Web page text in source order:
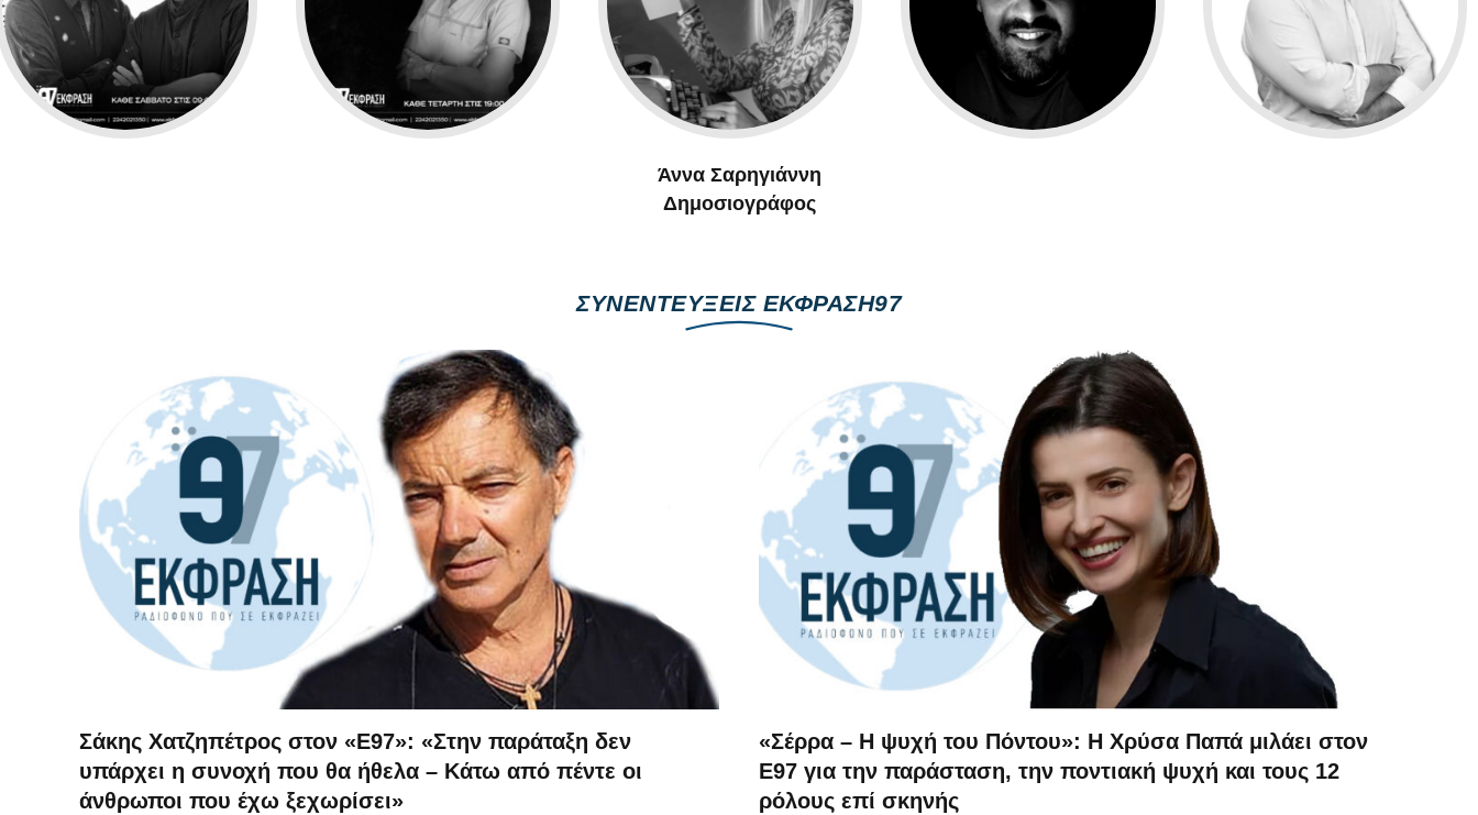
Άννα Σαρηγιάννη
Δημοσιογράφος
ΣΥΝΕΝΤΕΥΞΕΙΣ ΕΚΦΡΑΣΗ97
Σάκης Χατζηπέτρος στον «Ε97»: «Στην παράταξη δεν
υπάρχει η συνοχή που θα ήθελα – Κάτω από πέντε οι
άνθρωποι που έχω ξεχωρίσει»
«Σέρρα – Η ψυχή του Πόντου»: Η Χρύσα Παπά μιλάει στον
Ε97 για την παράσταση, την ποντιακή ψυχή και τους 12
ρόλους επί σκηνής